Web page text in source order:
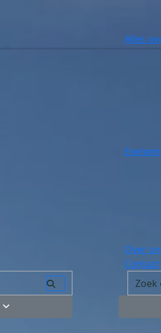
Alles
Over
Contact